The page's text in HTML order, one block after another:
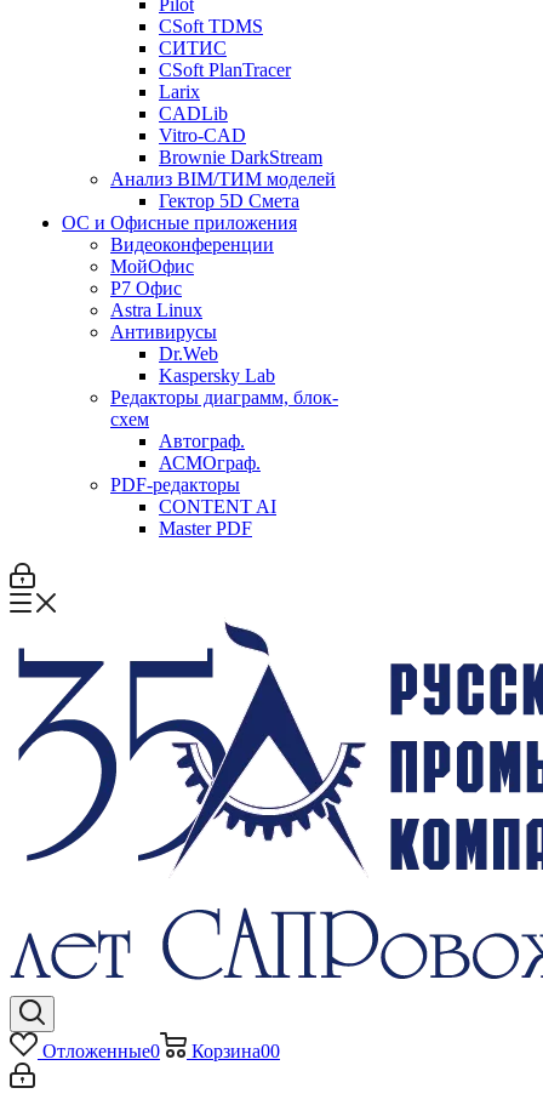
Pilot
CSoft TDMS
СИТИС
CSoft PlanTracer
Larix
CADLib
Vitro-CAD
Brownie DarkStream
Анализ BIM/ТИМ моделей
Гектор 5D Смета
ОС и Офисные приложения
Видеоконференции
МойОфис
P7 Офис
Astra Linux
Антивирусы
Dr.Web
Kaspersky Lab
Редакторы диаграмм, блок-
схем
Автограф.
АСМОграф.
PDF-редакторы
CONTENT AI
Master PDF
Отложенные0 Корзина00